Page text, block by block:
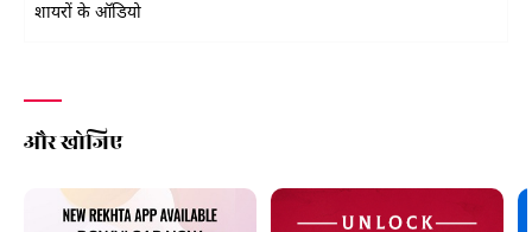
शायरों के ऑडियो
और खोजिए